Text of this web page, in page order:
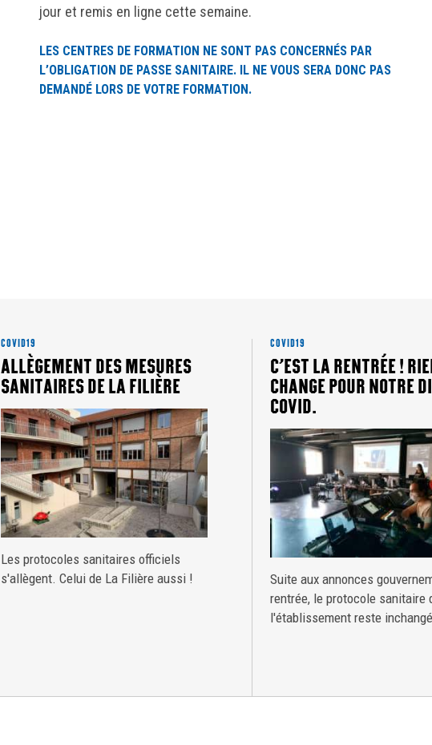
jour et remis en ligne cette semaine.
LES CENTRES DE FORMATION NE SONT PAS CONCERNÉS PAR
L’OBLIGATION DE PASSE SANITAIRE. IL NE VOUS SERA DONC PAS
DEMANDÉ LORS DE VOTRE FORMATION.
COVID19
ALLÈGEMENT DES MESURES
SANITAIRES DE LA FILIÈRE
Les protocoles sanitaires officiels
s'allègent. Celui de La Filière aussi !
COVID19
C’EST LA RENTRÉE !
CHANGE POUR NOTRE
COVID.
Suite aux annonces
rentrée, le protocole sanitaire
l'établissement reste